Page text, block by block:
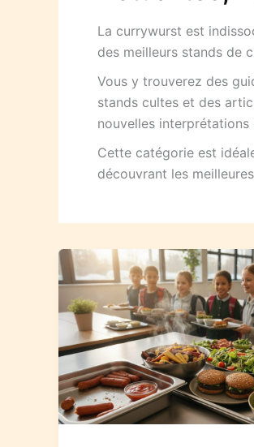
La currywurst est
des meilleurs stands de
Vous y trouverez des
stands cultes et des
nouvelles
Cette catégorie est
découvrant les